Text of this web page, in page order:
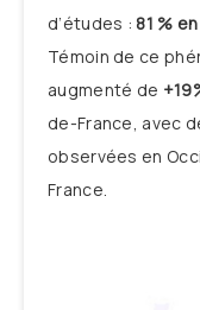
d’études : 81 %
Témoin de ce
augmenté de
de-France, avec
observées en
France.